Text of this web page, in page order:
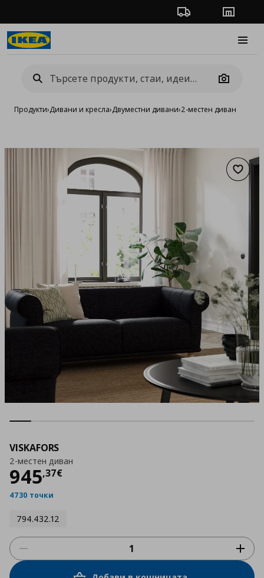
Проследяване на
Camera
Продукти›Дивани и кресла›Двуместни дивани›2-местен диван
VISKAFORS
2-местен диван
945,37€
Цена
4730 точки
794.432.12